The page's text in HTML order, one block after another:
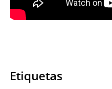
Etiquetas